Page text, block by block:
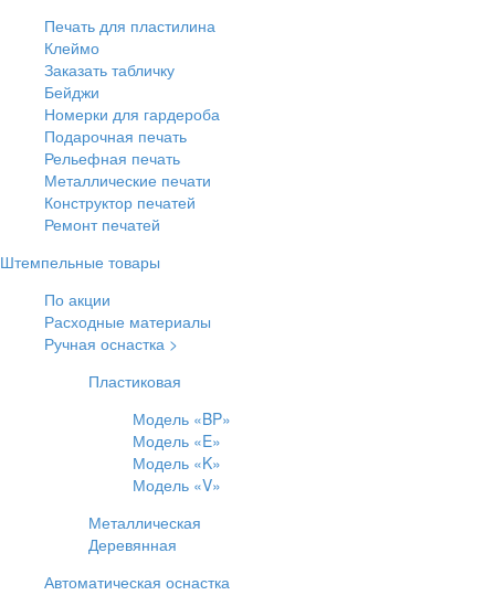
Печать для пластилина
Клеймо
Заказать табличку
Бейджи
Номерки для гардероба
Подарочная печать
Рельефная печать
Металлические печати
Конструктор печатей
Ремонт печатей
Штемпельные товары
По акции
Расходные материалы
Ручная оснастка >
Пластиковая
Модель «BP»
Модель «E»
Модель «K»
Модель «V»
Металлическая
Деревянная
Автоматическая оснастка